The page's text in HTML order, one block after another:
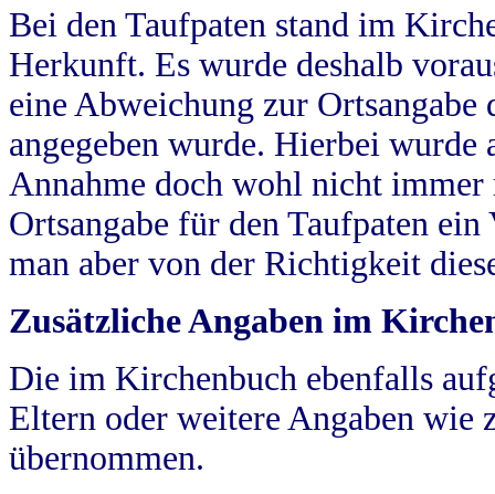
Bei den Taufpaten stand im
Herkunft. Es wurde deshalb
eine Abweichung zur
angegeben wurde. Hierbei wurde
Annahme doch wohl nicht
Ortsangabe für den Taufpaten
man aber von der Richtigkeit
Zusätzliche Angaben im
Die im Kirchenbuch ebenfalls
Eltern oder weitere Angaben wie
übernommen.